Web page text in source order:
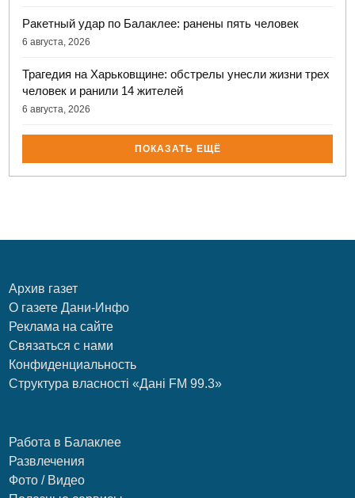
Ракетный удар по Балаклее: ранены пять человек
6 августа, 2026
Трагедия на Харьковщине: обстрелы унесли жизни трех
человек и ранили 14 жителей
6 августа, 2026
ПОКАЗАТЬ ЕЩЁ
Архив газет
О газете Дани-Инфо
Реклама на сайте
Связаться с нами
Конфиденциальность
Структура власності «Дані FM 99.3»
Работа в Балаклее
Развлечения
Фото / Видео